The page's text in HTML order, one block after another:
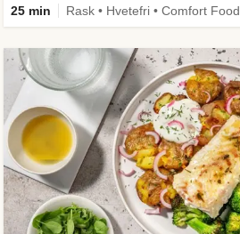
25 min Rask • Hvetefri • Comfort Food